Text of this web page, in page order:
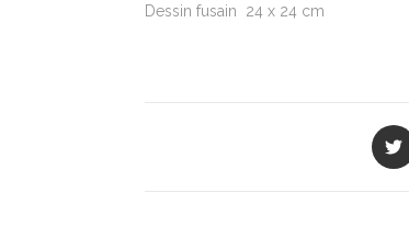
Dessin fusain 24 x 24 cm